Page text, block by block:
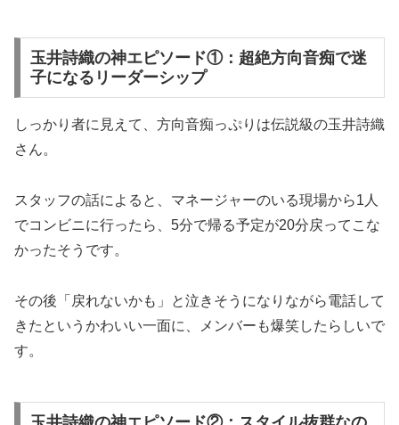
玉井詩織の神エピソード①：超絶方向音痴で迷
子になるリーダーシップ
しっかり者に見えて、方向音痴っぷりは伝説級の玉井詩織
さん。
スタッフの話によると、マネージャーのいる現場から1人
でコンビニに行ったら、5分で帰る予定が20分戻ってこな
かったそうです。
その後「戻れないかも」と泣きそうになりながら電話して
きたというかわいい一面に、メンバーも爆笑したらしいで
す。